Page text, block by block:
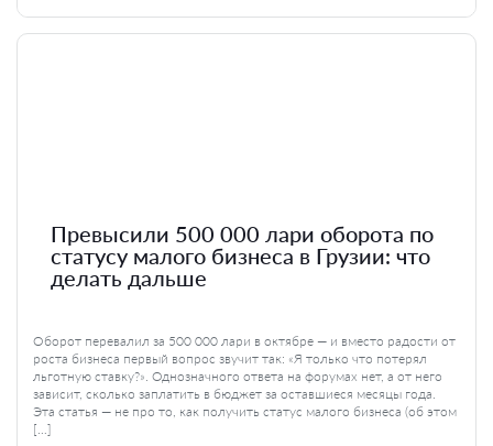
Превысили 500 000 лари оборота по
статусу малого бизнеса в Грузии: что
делать дальше
Оборот перевалил за 500 000 лари в октябре — и вместо радости от
роста бизнеса первый вопрос звучит так: «Я только что потерял
льготную ставку?». Однозначного ответа на форумах нет, а от него
зависит, сколько заплатить в бюджет за оставшиеся месяцы года.
Эта статья — не про то, как получить статус малого бизнеса (об этом
[…]